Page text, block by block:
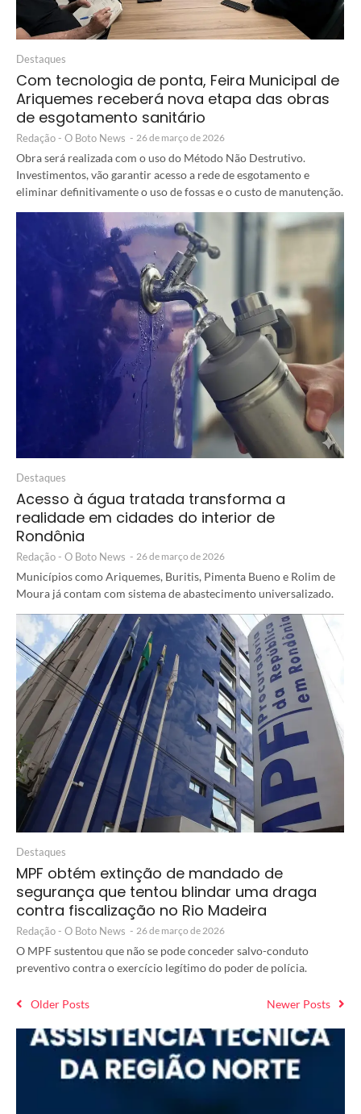
Destaques
Com tecnologia de ponta, Feira Municipal de
Ariquemes receberá nova etapa das obras
de esgotamento sanitário
Redação - O Boto News - 26 de março de 2026
Obra será realizada com o uso do Método Não Destrutivo.
Investimentos, vão garantir acesso a rede de esgotamento e
eliminar definitivamente o uso de fossas e o custo de manutenção.
Destaques
Acesso à água tratada transforma a
realidade em cidades do interior de
Rondônia
Redação - O Boto News - 26 de março de 2026
Municípios como Ariquemes, Buritis, Pimenta Bueno e Rolim de
Moura já contam com sistema de abastecimento universalizado.
Destaques
MPF obtém extinção de mandado de
segurança que tentou blindar uma draga
contra fiscalização no Rio Madeira
Redação - O Boto News - 26 de março de 2026
O MPF sustentou que não se pode conceder salvo-conduto
preventivo contra o exercício legítimo do poder de polícia.
Older Posts Newer Posts